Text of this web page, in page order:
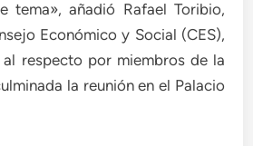
tema», añadió Rafael Toribio,
Económico y Social (CES),
respecto por miembros de la
la reunión en el Palacio